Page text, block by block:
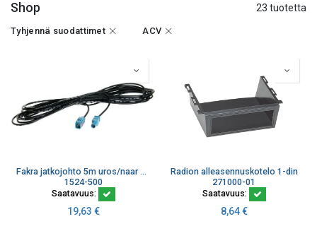
Shop 23 tuotetta
Tyhjennä suodattimet ACV
Fakra jatkojohto 5m uros/naar Z neutraali waterblue
1524-500
Saatavuus:
19,63 €
Radion alleasennuskotelo 1-din
271000-01
Saatavuus:
8,64€